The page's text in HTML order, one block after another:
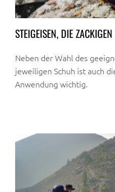
STEIGEISEN, DIE
Neben der Wahl des
jeweiligen Schuh ist auch
Anwendung wichtig.